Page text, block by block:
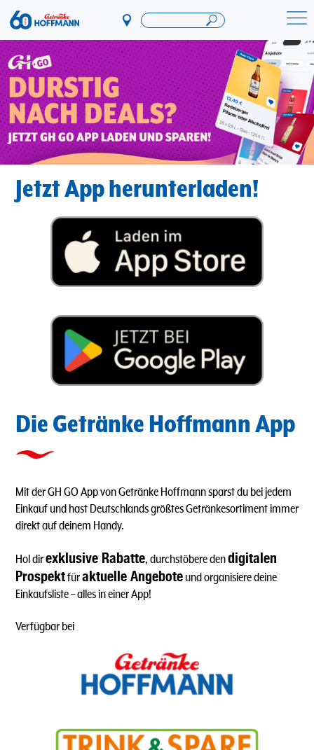
Direkt
zum
Inhalt
Startseite Getränke Hoffmann
Jetzt App herunterladen!
Die Getränke Hoffmann App
Mit der GH GO App von Getränke Hoffmann sparst du bei jedem
Einkauf und hast Deutschlands größtes Getränkesortiment immer
direkt auf deinem Handy.
Hol direxklusive Rabatte, durchstöbere dendigitalen
Prospektfüraktuelle Angebote und organisiere deine
Einkaufsliste – alles in einer App!
Verfügbar bei